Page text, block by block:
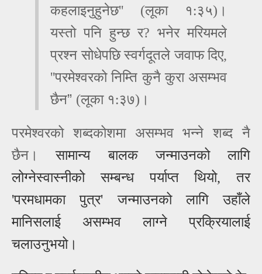
कहलाइनुहुनेछ'' (लूका १:३५)।
यस्तो पनि हुन्छ र? भनेर मरियमले
प्रश्न सोधेपछिस्वर्गदूतलेजवाफ दिए,
''परमेश्‍वरको निम्‍ति कुनै कुरा असम्‍भव
छैन” (लूका १:३७)।
परमेश्वरको शब्दकोशमा असम्भव भन्ने शब्द नै
छैन।सामान्य बालक जन्माउनको लागि
लोग्नेस्वास्नीको सम्बन्ध पर्याप्त थियो, तर
'परमधामका पुत्र' जन्माउनको लागि उहाँले
मानिसलाईअसम्भव लाग्ने प्रक्रियालाई
चलाउनुभयो।